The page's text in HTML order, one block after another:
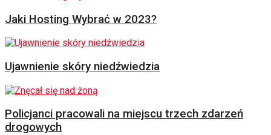
Jaki Hosting Wybrać w 2023?
Ujawnienie skóry niedźwiedzia
Policjanci pracowali na miejscu trzech zdarzeń
drogowych